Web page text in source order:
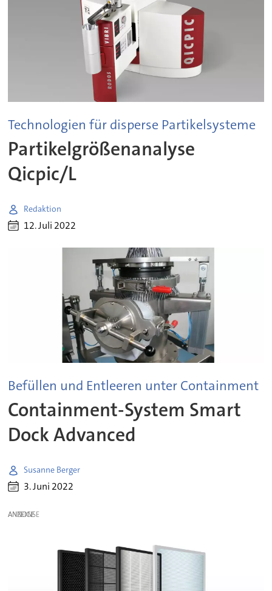
Technologien für disperse Partikelsysteme
Partikelgrößenanalyse
Qicpic/L
Redaktion
12. Juli 2022
Befüllen und Entleeren unter Containment
Containment-System Smart
Dock Advanced
Susanne Berger
3. Juni 2022
ANZEIGE